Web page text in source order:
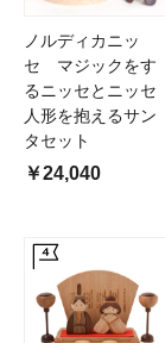
ノルディカニッ
セ マジックをす
るニッセとニッセ
人形を抱えるサン
タセット
￥24,040